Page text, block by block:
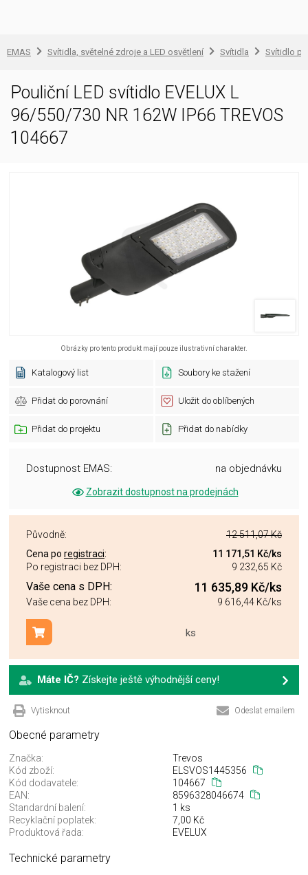
EMAS Svítidla, světelné zdroje a LED osvětlení Svítidla Svítidlo
Pouliční LED svítidlo EVELUX L
96/550/730 NR 162W IP66 TREVOS
104667
Obrázky pro tento produkt mají pouze ilustrativní charakter.
Katalogový list Soubory ke stažení
Přidat do porovnání Uložit do oblíbených
Přidat do projektu Přidat do nabídky
Dostupnost EMAS: na objednávku
Zobrazit dostupnost na prodejnách
Původně:
12 511,07 Kč
Cena po registraci: 11 171,51 Kč/ks
Po registraci bez DPH:
9 232,65 Kč
Vaše cena s DPH: 11 635,89 Kč/ks
Vaše cena bez DPH: 9 616,44 Kč/ks
ks
Přidat do košíku
Máte IČ? Získejte ještě výhodnější ceny!
Vytisknout Odeslat emailem
Obecné parametry
Značka:
Trevos
Kód zboží:
ELSVOS1445356
Kód dodavatele:
104667
EAN:
8596328046674
Standardní balení:
1 ks
Recyklační poplatek:
7,00 Kč
Produktová řada:
EVELUX
Technické parametry